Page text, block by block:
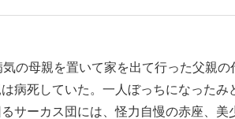
の母親を置いて家を出て行った父親の
病死していた。一人ぼっちになったみ
サーカス団には、怪力自慢の赤座、美